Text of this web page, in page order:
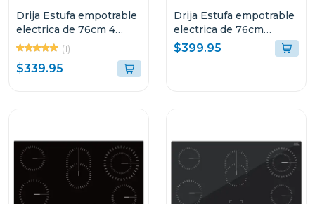
Drija Estufa empotrable
electrica de 76cm 4
quemadores bari
(1)
$339.95
Drija Estufa empotrable
electrica de 76cm
vitrocerámica berlin76
$399.95